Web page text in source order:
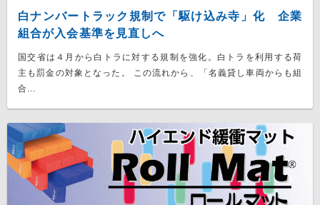
白ナンバートラック規制で「駆け込み寺」化 企業
組合が入会基準を見直しへ
国交省は４月から白トラに対する規制を強化。白トラを利用する荷
主も罰金の対象となった。 この流れから、「名義貸し車両からも組
合...